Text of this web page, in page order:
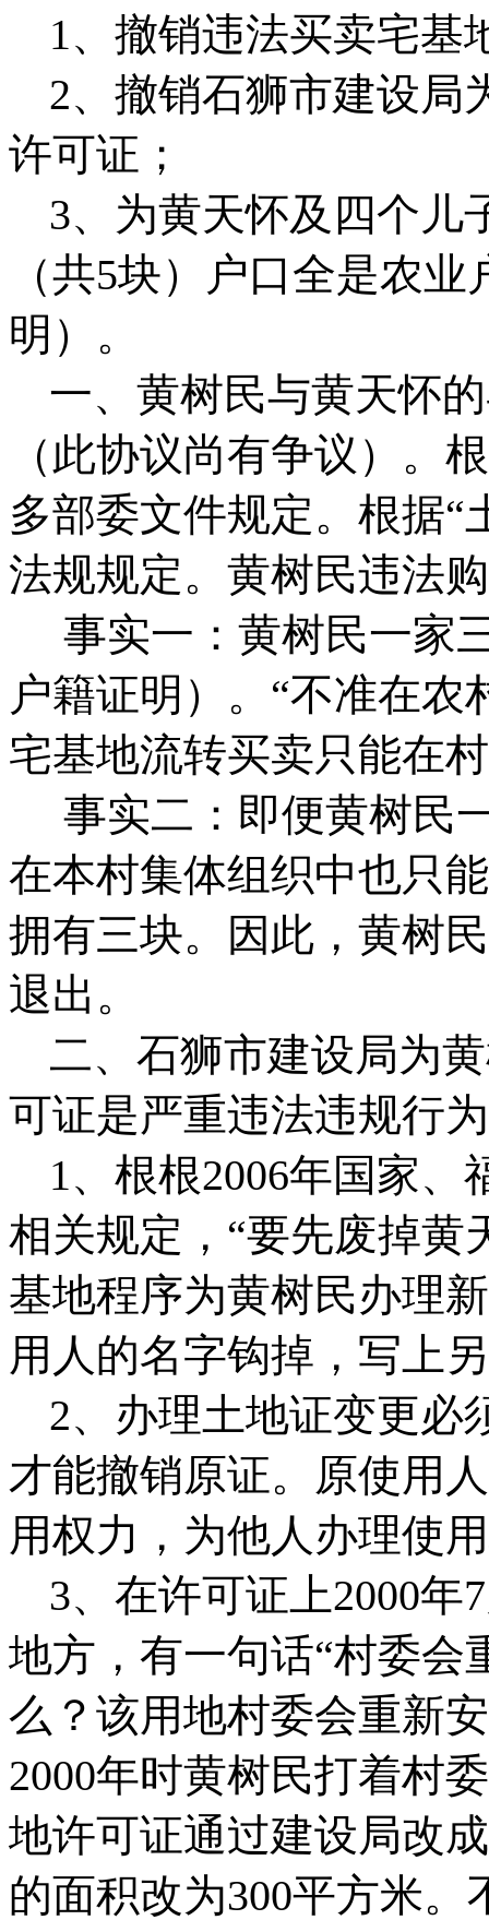
1、撤销违法买卖宅基
2、撤销石狮市建设局
许可证；
3、 为黄天怀及四个儿
（共5块）户口全是农业
明）。
一、黄树民与黄天怀
（此协议尚有争议）。
多部委文件规定。根据“
法规规定。黄树民违法
事实一：黄树民一家
户籍证明）。“不准在
宅基地流转买卖只能在
事实二：即便黄树民
在本村集体组织中也只
拥有三块。因此，黄树
退出。
二、石狮市建设局为
可证是严重违法违规行
1、根根2006年国家、
相关规定，“要先废掉黄
基地程序为黄树民办理
用人的名字钩掉，写上
2、办理土地证变更必
才能撤销原证。原使用
用权力，为他人办理使
3、在许可证上2000年7
地方，有一句话“村委会
么？该用地村委会重新
2000年时黄树民打着村
地许可证通过建设局改
的面积改为300平方米。